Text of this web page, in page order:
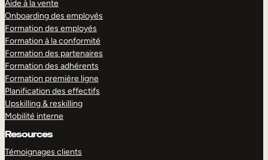
Aide à la vente
Onboarding des employés
Formation des employés
Formation à la conformité
Formation des partenaires
Formation des adhérents
Formation première ligne
Planification des effectifs
Upskilling & reskilling
Mobilité interne
Resources
Témoignages clients